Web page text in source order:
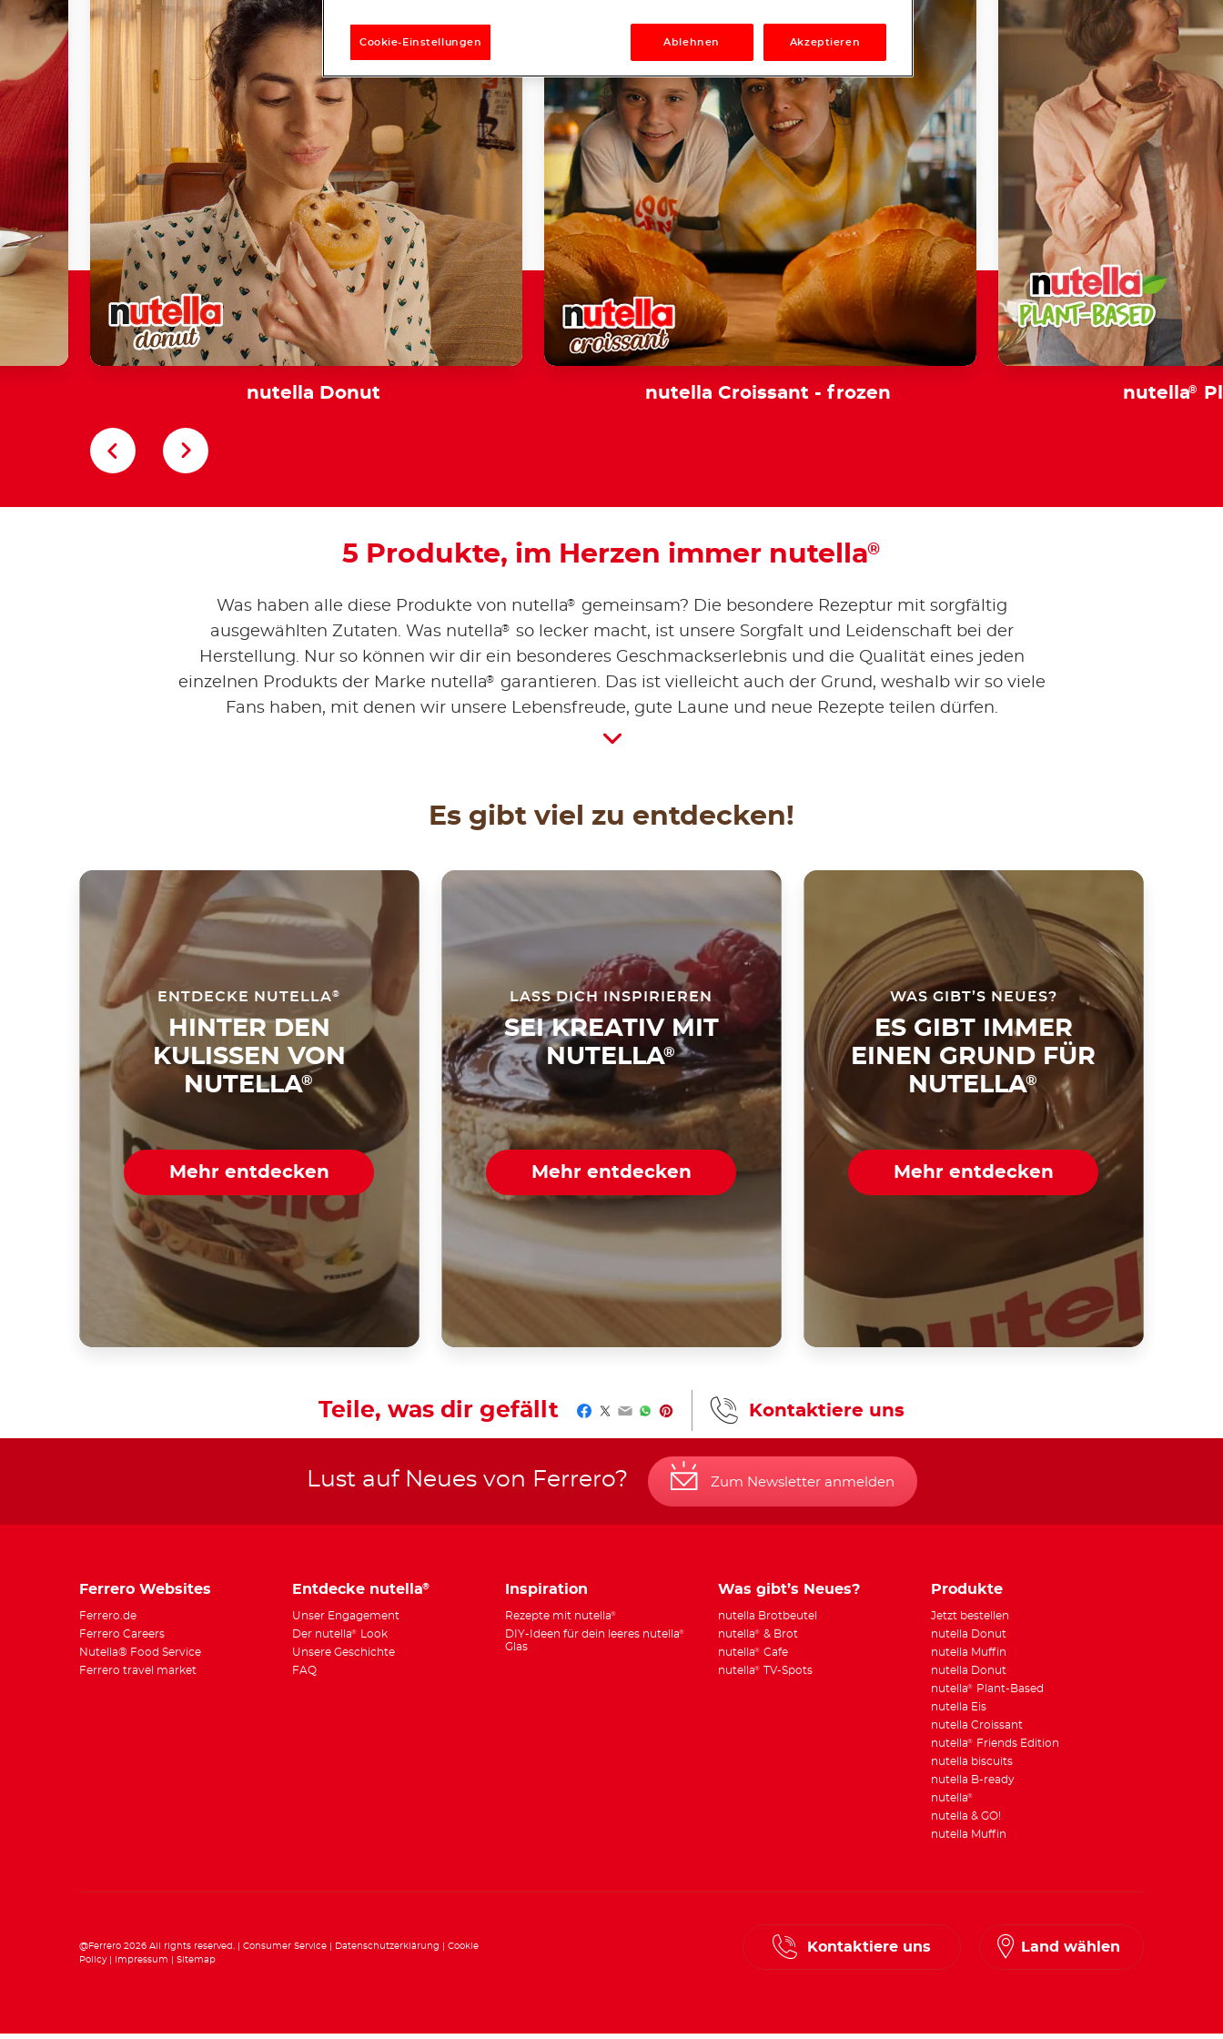
nutella Donut nutella Croissant - frozen nutella®
5 Produkte, im Herzen immer nutella®
Was haben alle diese Produkte von nutella®
gemeinsam? Die besondere Rezeptur mit sorgfältig
ausgewählten Zutaten. Was nutella®
so lecker macht, ist unsere Sorgfalt und Leidenschaft bei der
Herstellung. Nur so können wir dir ein besonderes Geschmackserlebnis und die Qualität eines jeden
einzelnen Produkts der Marke nutella®
garantieren. Das ist vielleicht auch der Grund, weshalb wir so viele
Fans haben, mit denen wir unsere Lebensfreude, gute Laune und neue Rezepte teilen dürfen.
Es gibt viel zu entdecken!
ENTDECKE NUTELLA®
HINTER DEN
KULISSEN VON
NUTELLA®
Mehr entdecken
LASS DICH INSPIRIEREN
SEI KREATIV MIT
NUTELLA®
Mehr entdecken
WAS GIBT’S NEUES?
ES GIBT IMMER
EINEN GRUND FÜR
NUTELLA®
Mehr entdecken
Teile, was dir gefällt Facebook
Twitter
EmailWhatsApp
Pinterest Kontaktiere uns
Lust auf Neues von Ferrero? Zum Newsletter anmelden
Ferrero Websites
Ferrero.de
Ferrero Careers
Nutella® Food Service
Ferrero travel market
Entdecke nutella®
Unser Engagement
Der nutella®
Look
Unsere Geschichte
FAQ
Inspiration
Rezepte mit nutella®
DIY-Ideen für dein leeres nutella®
Glas
Was gibt’s Neues?
nutella Brotbeutel
nutella® & Brot
nutella® Cafe
nutella® TV-Spots
Produkte
Jetzt bestellen
nutella Donut
nutella Muffin
nutella Donut
nutella®
Plant-Based
nutella Eis
nutella Croissant
nutella®
Friends Edition
nutella biscuits
nutella B-ready
nutella®
nutella & GO!
nutella Muffin
Kontaktiere uns Land wählen
@Ferrero 2026 All rights reserved. Consumer Service Datenschutzerklärung
Cookie
Policy
Impressum Sitemap
Ablehnen Akzeptieren
Cookie-Einstellungen